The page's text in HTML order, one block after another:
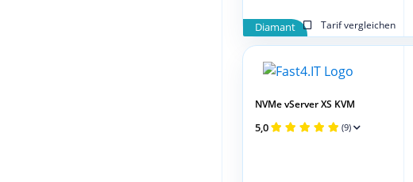
Diamant
Tarif vergleichen
NVMe vServer XS KVM
5,0 (9)